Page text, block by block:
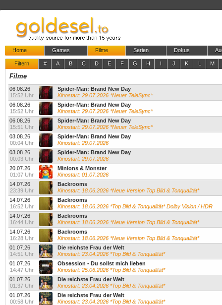
Home Games Filme Serien Dokus
Filtern # A B C D E F G H I J K L M
Filme
06.08.26
15:52 Uhr
Spider-Man: Brand New Day
Kinostart: 29.07.2026 *Neuer TeleSync*
06.08.26
15:52 Uhr
Spider-Man: Brand New Day
Kinostart: 29.07.2026 *Neuer TeleSync*
06.08.26
15:51 Uhr
Spider-Man: Brand New Day
Kinostart: 29.07.2026 *Neuer TeleSync*
03.08.26
00:04 Uhr
Spider-Man: Brand New Day
Kinostart: 29.07.2026
03.08.26
00:03 Uhr
Spider-Man: Brand New Day
Kinostart: 29.07.2026
20.07.26
01:07 Uhr
Minions & Monster
Kinostart: 01.07.2026
14.07.26
23:39 Uhr
Backrooms
Kinostart: 18.06.2026 *Neue Version Top Bild & Tonqualität*
14.07.26
16:52 Uhr
Backrooms
Kinostart: 18.06.2026 *Top Bild & Tonqualität* Dolby Vision / HDR
14.07.26
16:44 Uhr
Backrooms
Kinostart: 18.06.2026 *Neue Version Top Bild & Tonqualität*
14.07.26
16:28 Uhr
Backrooms
Kinostart: 18.06.2026 *Neue Version Top Bild & Tonqualität*
01.07.26
14:51 Uhr
Die reichste Frau der Welt
Kinostart: 23.04.2026 *Top Bild & Tonqualität*
01.07.26
14:47 Uhr
Obsession - Du sollst mich lieben
Kinostart: 25.06.2026 *Top Bild & Tonqualität*
01.07.26
01:37 Uhr
Die reichste Frau der Welt
Kinostart: 23.04.2026 *Top Bild & Tonqualität*
01.07.26
00:58 Uhr
Die reichste Frau der Welt
Kinostart: 23.04.2026 *Top Bild & Tonqualität*